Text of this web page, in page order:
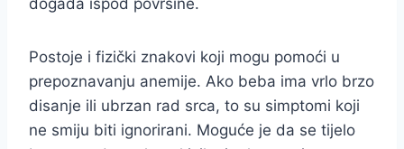
događa ispod površine.
Postoje i fizički znakovi koji mogu pomoći u
prepoznavanju anemije. Ako beba ima vrlo brzo
disanje ili ubrzan rad srca, to su simptomi koji
ne smiju biti ignorirani. Moguće je da se tijelo